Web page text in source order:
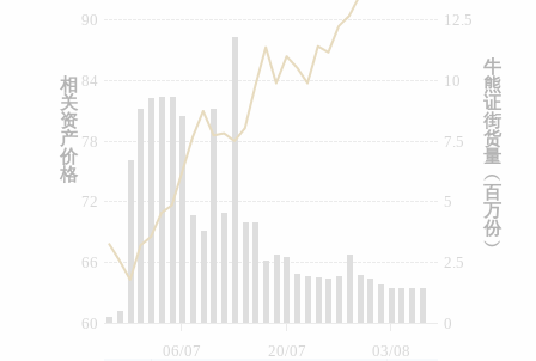
06/07 20/07 03/08
0
2.5
5
7.5
10
12.5
60
66
72
78
84
90
牛
熊
证
街
货
量
︵
百
万
份
︶
相
关
资
产
价
格
牛熊证文件及公告 (瑞信)
收市竞价变化